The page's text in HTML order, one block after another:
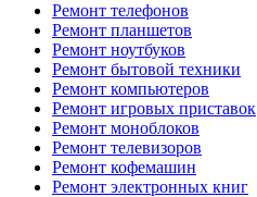
Ремонт телефонов
Ремонт планшетов
Ремонт ноутбуков
Ремонт бытовой техники
Ремонт компьютеров
Ремонт игровых приставок
Ремонт моноблоков
Ремонт телевизоров
Ремонт кофемашин
Ремонт электронных книг